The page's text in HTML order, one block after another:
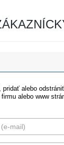
alebo
alebo www